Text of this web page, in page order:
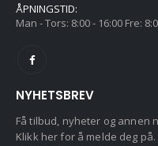
ÅPNINGSTID:
Man - Tors: 8:00 - 16:00 Fre:
NYHETSBREV
Få tilbud, nyheter og annen
Klikk her for å melde deg på.